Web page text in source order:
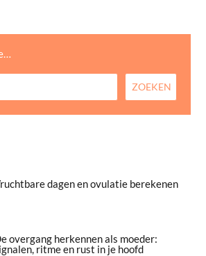
dagen en ovulatie berekenen
overgang herkennen als moeder:
ritme en rust in je hoofd